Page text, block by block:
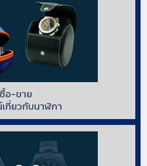
ซื้อ-ขาย
กี่ยวกับนาฬิกา